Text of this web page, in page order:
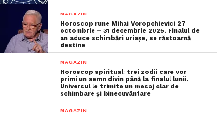
MAGAZIN
Horoscop rune Mihai Voropchievici 27
octombrie – 31 decembrie 2025. Finalul de
an aduce schimbări uriașe, se răstoarnă
destine
MAGAZIN
Horoscop spiritual: trei zodii care vor
primi un semn divin până la finalul lunii.
Universul le trimite un mesaj clar de
schimbare și binecuvântare
MAGAZIN